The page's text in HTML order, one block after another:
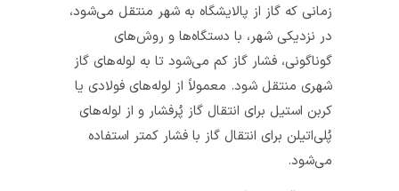
زمانی ‌که گاز از پالایشگاه به شهر منتقل می‌شود،
در نزدیکی شهر، با دستگاه‌ها و روش‌های
گوناگونی، فشار گاز کم می‌شود تا به لوله‌های گاز
شهری منتقل شود. معمولاً از لوله‌های فولادی یا
کربن استیل برای انتقال گاز پُرفشار و از لوله‌های
پُلی‌اتیلن برای انتقال گاز با فشار کمتر استفاده